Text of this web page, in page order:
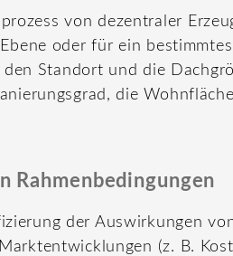
von dezentraler
oder für ein
Standort und die
die
Rahmenbedingungen
der Auswirkungen
(z. B.